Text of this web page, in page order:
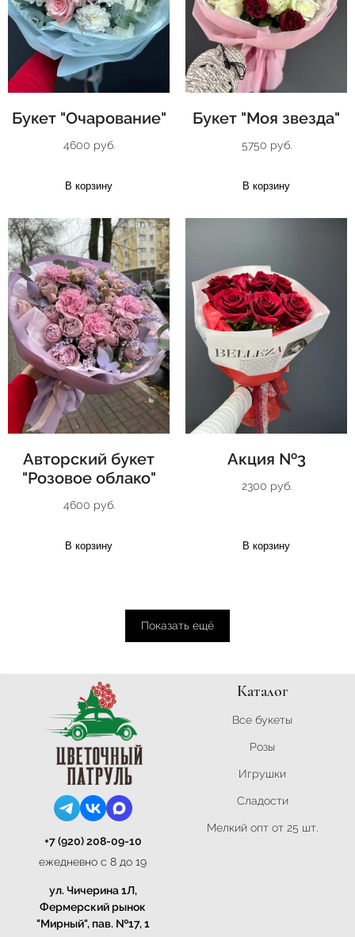
Букет "Очарование"
4600 руб.
В корзину
Букет "Моя звезда"
5750 руб.
В корзину
Авторский букет
"Розовое облако"
4600 руб.
В корзину
Акция №3
2300 руб.
В корзину
Показать ещё
+7 (920) 208-09-10
ежедневно с 8 до 19
ул. Чичерина 1Л,
Фермерский рынок
"Мирный", пав. №17, 1
Каталог
Все букеты
Розы
Игрушки
Сладости
Мелкий опт от 25 шт.